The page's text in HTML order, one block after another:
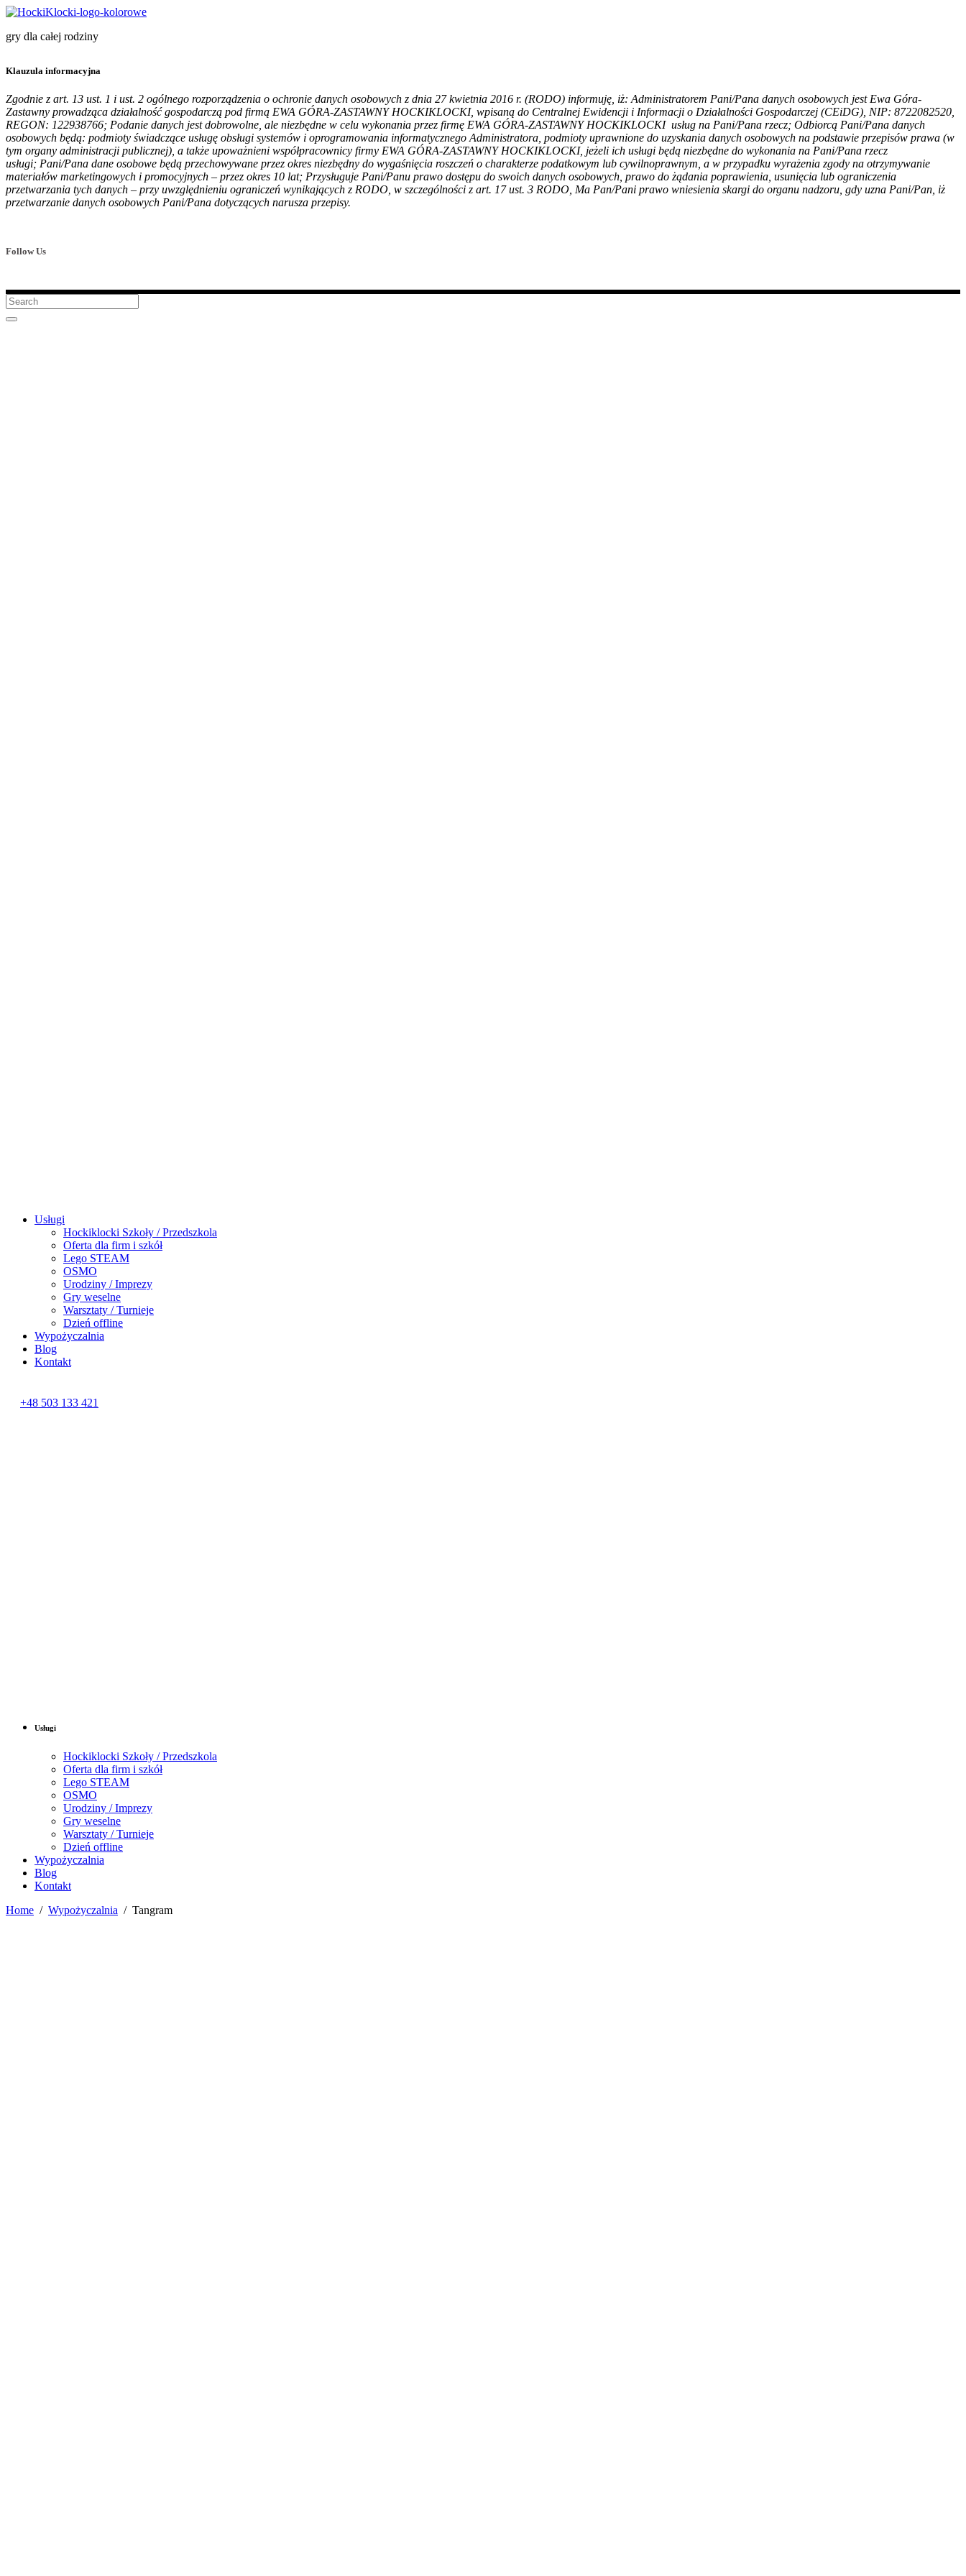
gry dla całej rodziny
Klauzula informacyjna
Zgodnie z art. 13 ust. 1 i ust. 2 ogólnego rozporządzenia o ochronie danych osobowych z dnia 27 kwietnia 2016 r. (RODO) informuję, iż: Administratorem Pani/Pana danych osobowych jest Ewa Góra-
Zastawny prowadząca działalność gospodarczą pod firmą EWA GÓRA-ZASTAWNY HOCKIKLOCKI, wpisaną do Centralnej Ewidencji i Informacji o Działalności Gospodarczej (CEiDG), NIP: 8722082520,
REGON: 122938766; Podanie danych jest dobrowolne, ale niezbędne w celu wykonania przez firmę EWA GÓRA-ZASTAWNY HOCKIKLOCKI usług na Pani/Pana rzecz; Odbiorcą Pani/Pana danych
osobowych będą: podmioty świadczące usługę obsługi systemów i oprogramowania informatycznego Administratora, podmioty uprawnione do uzyskania danych osobowych na podstawie przepisów prawa (w
tym organy administracji publicznej), a także upoważnieni współpracownicy firmy EWA GÓRA-ZASTAWNY HOCKIKLOCKI, jeżeli ich usługi będą niezbędne do wykonania na Pani/Pana rzecz
usługi; Pani/Pana dane osobowe będą przechowywane przez okres niezbędny do wygaśnięcia roszczeń o charakterze podatkowym lub cywilnoprawnym, a w przypadku wyrażenia zgody na otrzymywanie
materiałów marketingowych i promocyjnych – przez okres 10 lat; Przysługuje Pani/Panu prawo dostępu do swoich danych osobowych, prawo do żądania poprawienia, usunięcia lub ograniczenia
przetwarzania tych danych – przy uwzględnieniu ograniczeń wynikających z RODO, w szczególności z art. 17 ust. 3 RODO, Ma Pan/Pani prawo wniesienia skargi do organu nadzoru, gdy uzna Pani/Pan, iż
przetwarzanie danych osobowych Pani/Pana dotyczących narusza przepisy.
Follow Us
Usługi
Hockiklocki Szkoły / Przedszkola
Oferta dla firm i szkół
Lego STEAM
OSMO
Urodziny / Imprezy
Gry weselne
Warsztaty / Turnieje
Dzień offline
Wypożyczalnia
Blog
Kontakt
+48 503 133 421
Usługi
Hockiklocki Szkoły / Przedszkola
Oferta dla firm i szkół
Lego STEAM
OSMO
Urodziny / Imprezy
Gry weselne
Warsztaty / Turnieje
Dzień offline
Wypożyczalnia
Blog
Kontakt
Home / Wypożyczalnia / Tangram